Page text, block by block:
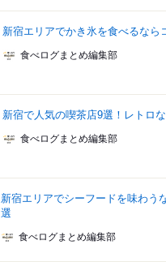
新宿エリアでかき氷を食べるなら
食べログまとめ編集部
新宿で人気の喫茶店9選！レトロ
食べログまとめ編集部
新宿エリアでシーフードを味わう
選
食べログまとめ編集部